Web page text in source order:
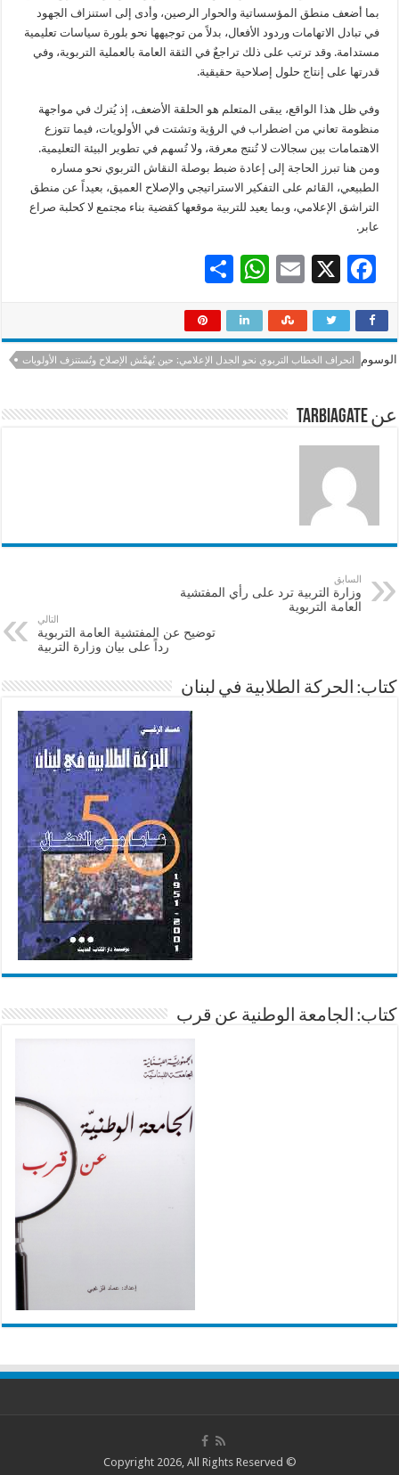
بما أضعف منطق المؤسساتية والحوار الرصين، وأدى إلى استنزاف الجهود
في تبادل الاتهامات وردود الأفعال، بدلاً من توجيهها نحو بلورة سياسات تعليمية
مستدامة. وقد ترتب على ذلك تراجعٌ في الثقة العامة بالعملية التربوية، وفي
قدرتها على إنتاج حلول إصلاحية حقيقية.
وفي ظل هذا الواقع، يبقى المتعلم هو الحلقة الأضعف، إذ يُترك في مواجهة
منظومة تعاني من اضطراب في الرؤية وتشتت في الأولويات، فيما تتوزع
الاهتمامات بين سجالات لا تُنتج معرفة، ولا تُسهم في تطوير البيئة التعليمية.
ومن هنا تبرز الحاجة إلى إعادة ضبط بوصلة النقاش التربوي نحو مساره
الطبيعي، القائم على التفكير الاستراتيجي والإصلاح العميق، بعيداً عن منطق
التراشق الإعلامي، وبما يعيد للتربية موقعها كقضية بناء مجتمع لا كحلبة صراع
عابر.
F
e
b
o
k
X
E
ai
l
W
at
sA
p
ar
e
الوسوم انحراف الخطاب التربوي نحو الجدل الإعلامي: حين يُهمَّش الإصلاح وتُستنزف الأولويات
عن tarbiagate
السابق
وزارة التربية ترد على رأي المفتشية
العامة التربوية
التالي
توضيح عن المفتشية العامة التربوية
رداً على بيان وزارة التربية
كتاب: الحركة الطلابية في لبنان
كتاب: الجامعة الوطنية عن قرب
© Copyright 2026, All Rights Reserved